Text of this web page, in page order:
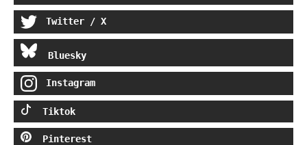
Twitter / X
Bluesky
Instagram
Tiktok
Pinterest